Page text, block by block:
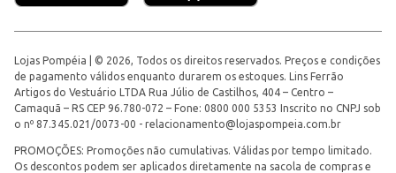
Lojas Pompéia | © 2026, Todos os direitos reservados. Preços e condições
de pagamento válidos enquanto durarem os estoques. Lins Ferrão
Artigos do Vestuário LTDA Rua Júlio de Castilhos, 404 – Centro –
Camaquã – RS CEP 96.780-072 – Fone: 0800 000 5353 Inscrito no CNPJ sob
o nº 87.345.021/0073-00 - relacionamento@lojaspompeia.com.br
PROMOÇÕES: Promoções não cumulativas. Válidas por tempo limitado.
Os descontos podem ser aplicados diretamente na sacola de compras e